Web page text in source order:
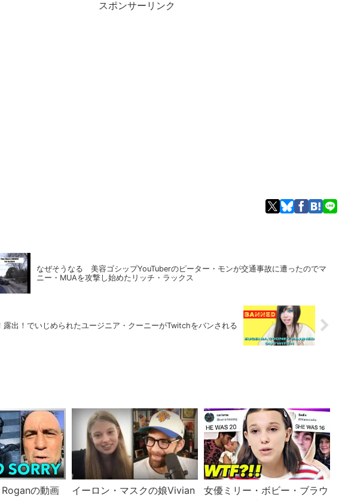
スポンサーリンク
なぜそうなる 美容ゴシップYouTuberのピーター・モンが交通事故に遭ったのでマ
ニー・MUAを攻撃し始めたリッチ・ラックス
露出！でいじめられたユージニア・クーニーがTwitchをバンされる
の動画
イーロン・マスクの娘Vivian
女優ミリー・ボビー・ブラウ